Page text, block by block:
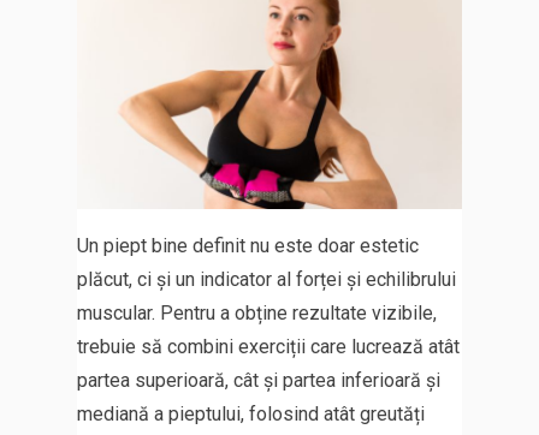
Un piept bine definit nu este doar estetic
plăcut, ci și un indicator al forței și echilibrului
muscular. Pentru a obține rezultate vizibile,
trebuie să combini exerciții care lucrează atât
partea superioară, cât și partea inferioară și
mediană a pieptului, folosind atât greutăți